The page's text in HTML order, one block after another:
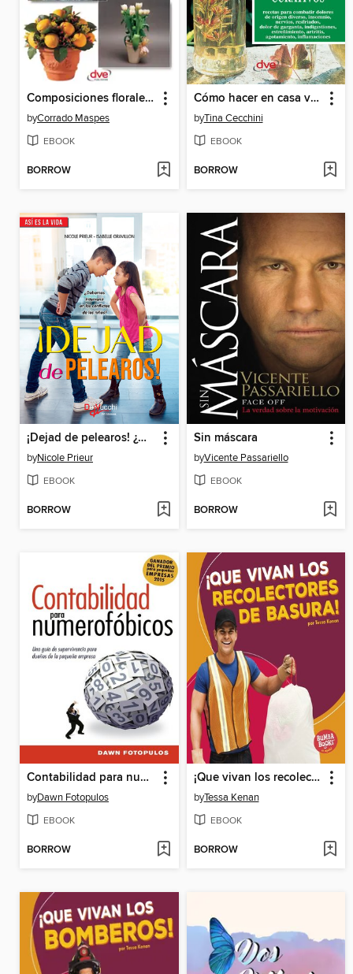
Composiciones florales y centros de mesa. Guirnaldas, macetas, cestas, detalles florales, etc
byCorrado Maspes
EBOOK
BORROW
Cómo hacer en casa vinos, licores y elixires curativos
byTina Cecchini
EBOOK
BORROW
¡Dejad de pelearos! ¿Debemos intervenir en los conflictos de los niños?
byNicole Prieur
EBOOK
BORROW
Sin máscara
byVicente Passariello
EBOOK
BORROW
Contabilidad para numerofóbicos
byDawn Fotopulos
EBOOK
BORROW
¡Que vivan los recolectores de basura! (Hooray for Garbage Collectors!)
byTessa Kenan
EBOOK
BORROW